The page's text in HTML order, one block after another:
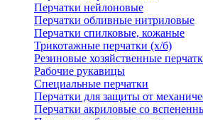
Перчатки нейлоновые
Перчатки обливные нитриловые
Перчатки спилковые, кожаные
Трикотажные перчатки (х/б)
Резиновые хозяйственные
Рабочие рукавицы
Специальные перчатки
Перчатки для защиты от
Перчатки акриловые со